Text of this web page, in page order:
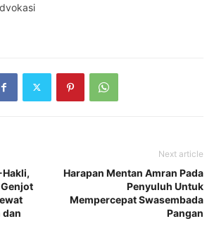
Hakli,
dan
Next article
Harapan Mentan Amran Pada
Penyuluh Untuk
Mempercepat Swasembada
Pangan